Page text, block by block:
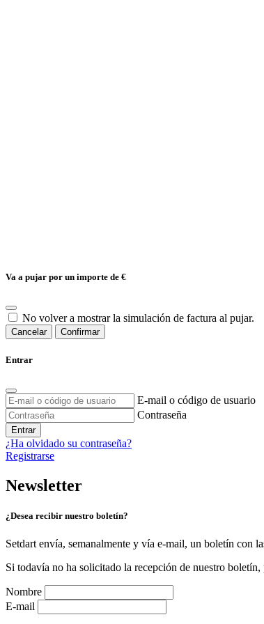
Va a pujar por un importe de €
No volver a mostrar la simulación de factura al pujar.
Cancelar Confirmar
Entrar
E-mail o código de usuario
Contraseña
Entrar
¿Ha olvidado su contraseña?
Registrarse
Newsletter
¿Desea recibir nuestro boletín?
Setdart envía, semanalmente y vía e-mail, un boletín con
Si todavía no ha solicitado la recepción de nuestro
Nombre
E-mail